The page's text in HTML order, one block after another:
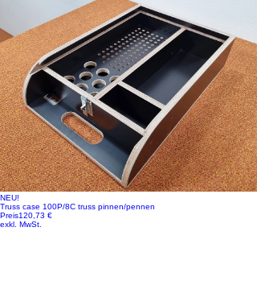
NEU!
Truss case 100P/8C truss pinnen/pennen
Preis120,73 €
exkl. MwSt.